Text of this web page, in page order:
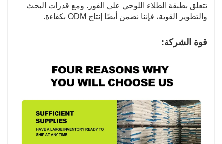
تتعلق بطبقة الطلاء اللوحي على الفور. ومع قدرات البحث
والتطوير القوية، فإننا نضمن أيضًا إنتاج ODM بكفاءة.
قوة الشركة: